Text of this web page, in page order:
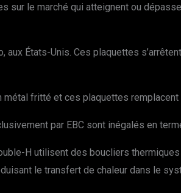
sur le marché qui atteignent ou
aux États-Unis. Ces plaquettes
fritté et ces plaquettes
par EBC sont inégalés en
H utilisent des boucliers
le transfert de chaleur dans le